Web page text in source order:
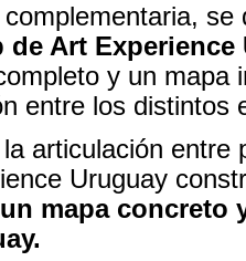
complementaria,
de Art Experience
y un mapa
entre los distintos
articulación entre
Uruguay
mapa